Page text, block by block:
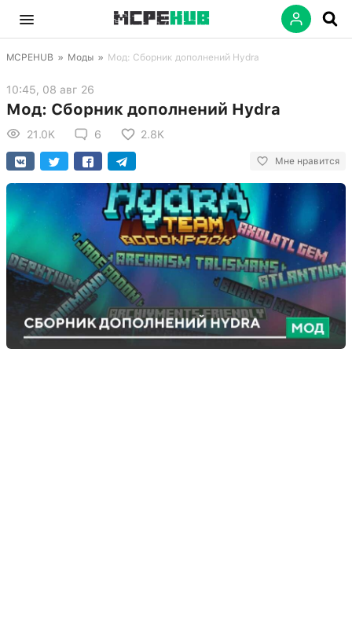
MCPEHUB » Моды » Мод: Сборник дополнений Hydra
10:45, 08 авг 26
Мод: Сборник дополнений Hydra
21.0K 6 2.8K
Мне нравится